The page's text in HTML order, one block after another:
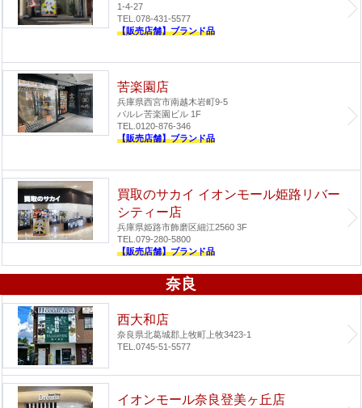
1-4-27
TEL.078-431-5577
【販売店舗】ブランド品
苦楽園店
兵庫県西宮市南越木岩町9-5
パルレ苦楽園ビル 1F
TEL.0120-876-346
【販売店舗】ブランド品
買取のサカイ イオンモール姫路リバー
シティー店
兵庫県姫路市飾磨区細江2560 3F
TEL.079-280-5800
【販売店舗】ブランド品
奈良
西大和店
奈良県北葛城郡上牧町上牧3423-1
TEL.0745-51-5577
イオンモール奈良登美ヶ丘店